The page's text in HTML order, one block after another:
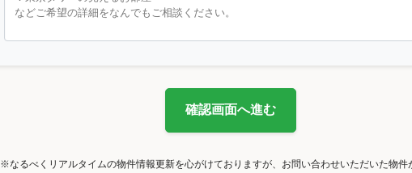
確認画面へ進む
※なるべくリアルタイムの物件情報更新を心がけておりますが、お問い合わせいただいた物件